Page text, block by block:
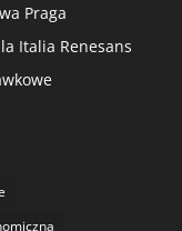
Praga
Italia Renesans